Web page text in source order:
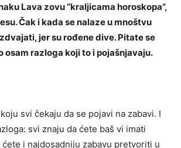
Lava zovu “kraljicama horoskopa”,
Čak i kada se nalaze u mnoštvu
jer su rođene dive. Pitate se
osam razloga koji to i pojašnjavaju.
svi čekaju da se pojavi na zabavi. I
svi znaju da ćete baš vi imati
ćete i najdosadniju zabavu pretvoriti u